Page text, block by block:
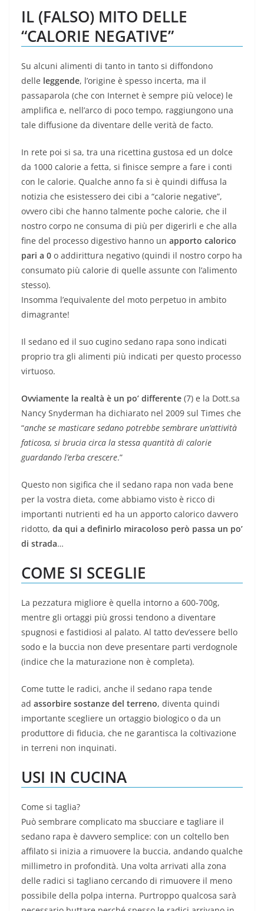
IL (FALSO) MITO DELLE
“CALORIE NEGATIVE”
Su alcuni alimenti di tanto in tanto si diffondono
delle leggende, l’origine è spesso incerta, ma il
passaparola (che con Internet è sempre più veloce) le
amplifica e, nell’arco di poco tempo, raggiungono una
tale diffusione da diventare delle verità de facto.
In rete poi si sa, tra una ricettina gustosa ed un dolce
da 1000 calorie a fetta, si finisce sempre a fare i conti
con le calorie. Qualche anno fa si è quindi diffusa la
notizia che esistessero dei cibi a “calorie negative”,
ovvero cibi che hanno talmente poche calorie, che il
nostro corpo ne consuma di più per digerirli e che alla
fine del processo digestivo hanno un apporto calorico
pari a 0 o addirittura negativo (quindi il nostro corpo ha
consumato più calorie di quelle assunte con l’alimento
stesso).
Insomma l’equivalente del moto perpetuo in ambito
dimagrante!
Il sedano ed il suo cugino sedano rapa sono indicati
proprio tra gli alimenti più indicati per questo processo
virtuoso.
Ovviamente la realtà è un po’ differente (7) e la Dott.sa
Nancy Snyderman ha dichiarato nel 2009 sul Times che
“anche se masticare sedano potrebbe sembrare un’attività
faticosa, si brucia circa la stessa quantità di calorie
guardando l’erba crescere.”
Questo non sigifica che il sedano rapa non vada bene
per la vostra dieta, come abbiamo visto è ricco di
importanti nutrienti ed ha un apporto calorico davvero
ridotto, da qui a definirlo miracoloso però passa un po’
di strada…
COME SI SCEGLIE
La pezzatura migliore è quella intorno a 600-700g,
mentre gli ortaggi più grossi tendono a diventare
spugnosi e fastidiosi al palato. Al tatto dev’essere bello
sodo e la buccia non deve presentare parti verdognole
(indice che la maturazione non è completa).
Come tutte le radici, anche il sedano rapa tende
ad assorbire sostanze del terreno, diventa quindi
importante scegliere un ortaggio biologico o da un
produttore di fiducia, che ne garantisca la coltivazione
in terreni non inquinati.
USI IN CUCINA
Come si taglia?
Può sembrare complicato ma sbucciare e tagliare il
sedano rapa è davvero semplice: con un coltello ben
affilato si inizia a rimuovere la buccia, andando qualche
millimetro in profondità. Una volta arrivati alla zona
delle radici si tagliano cercando di rimuovere il meno
possibile della polpa interna. Purtroppo qualcosa sarà